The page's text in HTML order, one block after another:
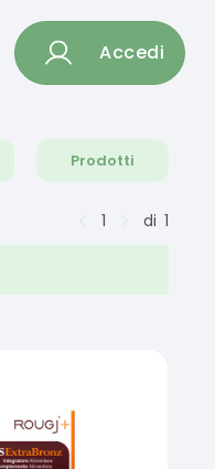
Accedi
Prodotti
1 di 1